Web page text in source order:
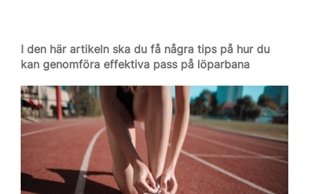
I den här artikeln ska du få några tips på hur du
kan genomföra effektiva pass på löparbana